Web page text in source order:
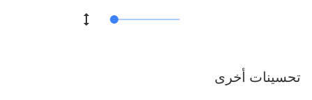
تحسينات أخرى